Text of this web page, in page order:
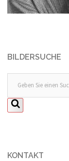
BILDERSUCHE
KONTAKT